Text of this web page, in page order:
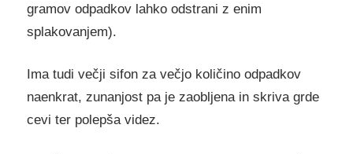
gramov odpadkov lahko odstrani z enim
splakovanjem).
Ima tudi večji sifon za večjo količino odpadkov
naenkrat, zunanjost pa je zaobljena in skriva grde
cevi ter polepša videz.